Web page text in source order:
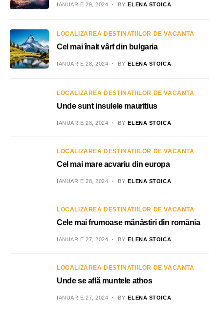
IANUARIE 29, 2024 BY ELENA STOICA
LOCALIZAREA DESTINATIILOR DE VACANTA
Cel mai înalt vârf din bulgaria
IANUARIE 28, 2024 BY ELENA STOICA
LOCALIZAREA DESTINATIILOR DE VACANTA
Unde sunt insulele mauritius
IANUARIE 28, 2024 BY ELENA STOICA
LOCALIZAREA DESTINATIILOR DE VACANTA
Cel mai mare acvariu din europa
IANUARIE 28, 2024 BY ELENA STOICA
LOCALIZAREA DESTINATIILOR DE VACANTA
Cele mai frumoase mănăstiri din românia
IANUARIE 27, 2024 BY ELENA STOICA
LOCALIZAREA DESTINATIILOR DE VACANTA
Unde se află muntele athos
IANUARIE 27, 2024 BY ELENA STOICA